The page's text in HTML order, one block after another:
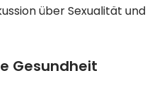
über Sexualität
Gesundheit